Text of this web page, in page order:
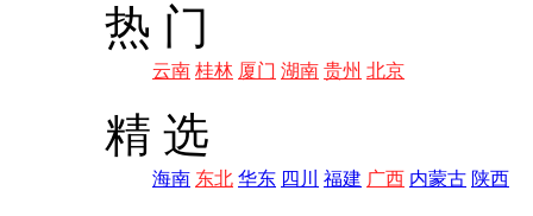
热 门
云南 桂林 厦门 湖南 贵州 北京
精 选
海南 东北 华东 四川 福建 广西 内蒙古 陕西